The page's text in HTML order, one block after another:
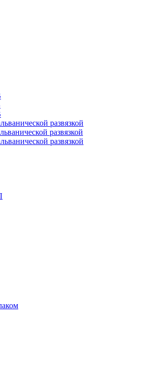
развязкой
развязкой
развязкой